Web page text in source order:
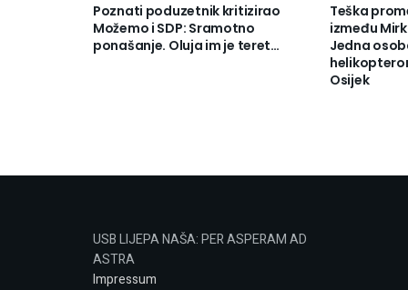
Poznati poduzetnik kritizirao
Možemo i SDP: Sramotno
ponašanje. Oluja im je teret…
Teška
između
Jedna
Osijek
USB LIJEPA NAŠA: PER ASPERAM AD
ASTRA
Impressum